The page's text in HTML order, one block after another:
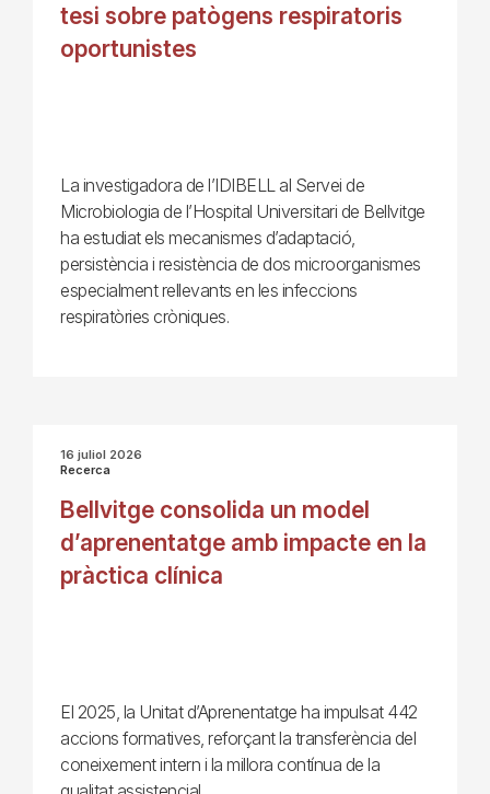
tesi sobre patògens respiratoris
oportunistes
La investigadora de l’IDIBELL al Servei de
Microbiologia de l’Hospital Universitari de Bellvitge
ha estudiat els mecanismes d’adaptació,
persistència i resistència de dos microorganismes
especialment rellevants en les infeccions
respiratòries cròniques.
16 juliol 2026
Recerca
Bellvitge consolida un model
d’aprenentatge amb impacte en la
pràctica clínica
El 2025, la Unitat d’Aprenentatge ha impulsat 442
accions formatives, reforçant la transferència del
coneixement intern i la millora contínua de la